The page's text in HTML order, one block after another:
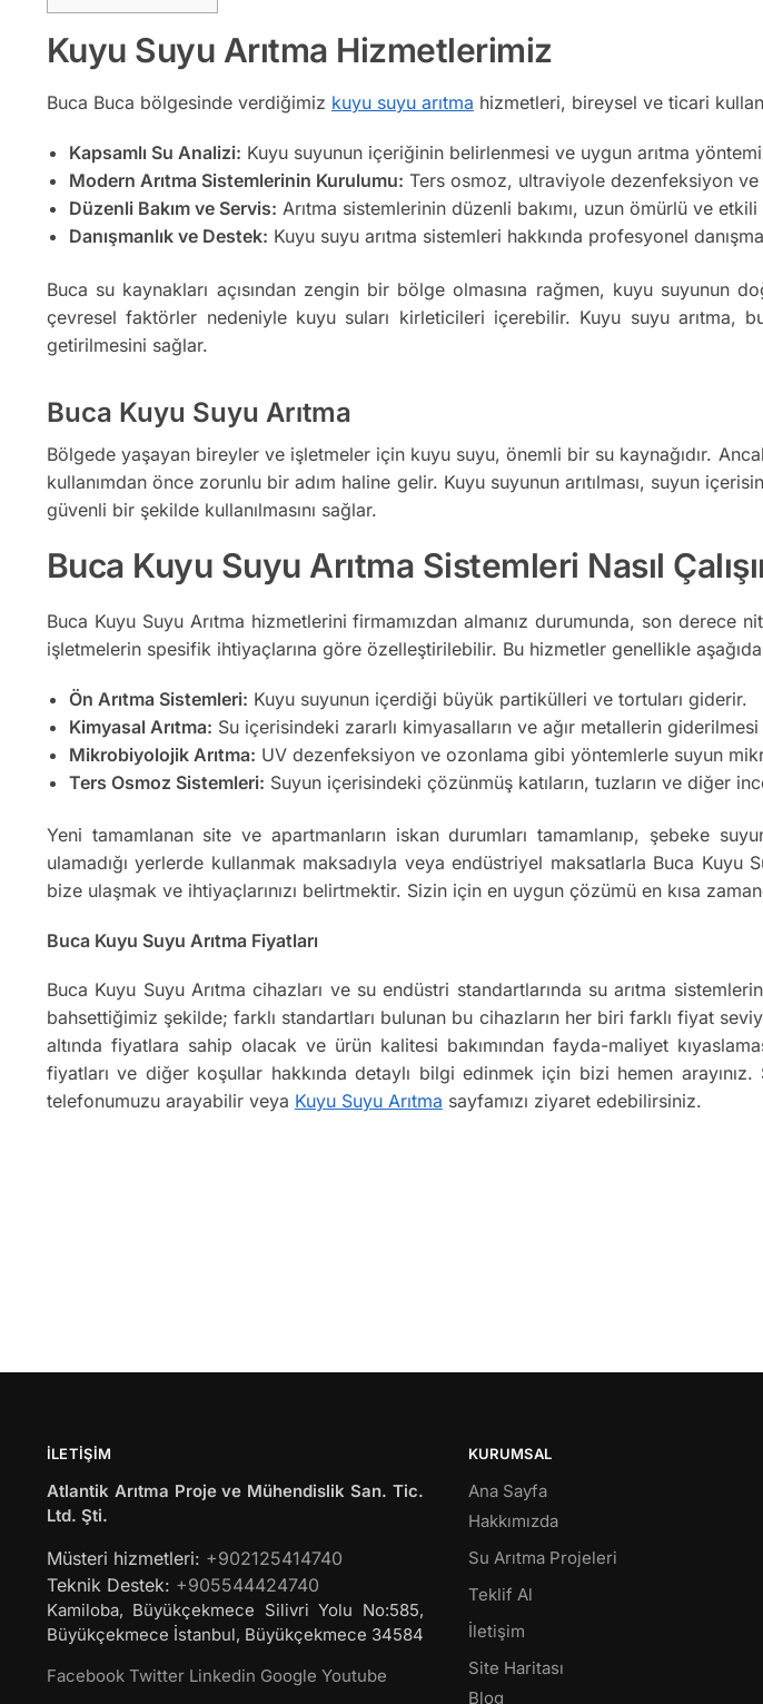
Kuyu Suyu Arıtma Hizmetlerimiz
Buca Buca bölgesinde verdiğimiz kuyu suyu arıtma hizmetleri, bireysel ve ticari
Kapsamlı Su Analizi: Kuyu suyunun içeriğinin belirlenmesi ve uygun arıtma
Modern Arıtma Sistemlerinin Kurulumu: Ters osmoz, ultraviyole dezenfeksiyon ve
Düzenli Bakım ve Servis: Arıtma sistemlerinin düzenli bakımı, uzun ömürlü ve etkili
Danışmanlık ve Destek: Kuyu suyu arıtma sistemleri hakkında profesyonel
Buca su kaynakları açısından zengin bir bölge olmasına rağmen, kuyu suyunun
çevresel faktörler nedeniyle kuyu suları kirleticileri içerebilir. Kuyu suyu arıtma,
getirilmesini sağlar.
Buca Kuyu Suyu Arıtma
Bölgede yaşayan bireyler ve işletmeler için kuyu suyu, önemli bir su kaynağıdır.
kullanımdan önce zorunlu bir adım haline gelir. Kuyu suyunun arıtılması, suyun
güvenli bir şekilde kullanılmasını sağlar.
Buca Kuyu Suyu Arıtma Sistemleri Nasıl
Buca Kuyu Suyu Arıtma hizmetlerini firmamızdan almanız durumunda, son derece
işletmelerin spesifik ihtiyaçlarına göre özelleştirilebilir. Bu hizmetler genellikle
Ön Arıtma Sistemleri: Kuyu suyunun içerdiği büyük partikülleri ve tortuları giderir.
Kimyasal Arıtma: Su içerisindeki zararlı kimyasalların ve ağır metallerin giderilmesi
Mikrobiyolojik Arıtma: UV dezenfeksiyon ve ozonlama gibi yöntemlerle suyun
Ters Osmoz Sistemleri: Suyun içerisindeki çözünmüş katıların, tuzların ve diğer
Yeni tamamlanan site ve apartmanların iskan durumları tamamlanıp, şebeke
ulamadığı yerlerde kullanmak maksadıyla veya endüstriyel maksatlarla Buca
bize ulaşmak ve ihtiyaçlarınızı belirtmektir. Sizin için en uygun çözümü en kısa
Buca Kuyu Suyu Arıtma Fiyatları
Buca Kuyu Suyu Arıtma cihazları ve su endüstri standartlarında su arıtma
bahsettiğimiz şekilde; farklı standartları bulunan bu cihazların her biri farklı fiyat
altında fiyatlara sahip olacak ve ürün kalitesi bakımından fayda-maliyet
fiyatları ve diğer koşullar hakkında detaylı bilgi edinmek için bizi hemen
telefonumuzu arayabilir veya Kuyu Suyu Arıtma sayfamızı ziyaret edebilirsiniz.
İLETIŞIM
Atlantik Arıtma Proje ve Mühendislik San. Tic.
Ltd. Şti.
Müsteri hizmetleri: +902125414740
Teknik Destek: +905544424740
Kamiloba, Büyükçekmece Silivri Yolu No:585,
Büyükçekmece İstanbul, Büyükçekmece 34584
Facebook Twitter Linkedin Google Youtube
KURUMSAL
Ana Sayfa
Hakkımızda
Su Arıtma Projeleri
Teklif Al
İletişim
Site Haritası
Blog